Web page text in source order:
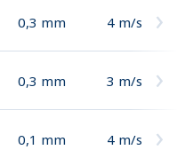
0,3 mm 4 m/s
0,3 mm 3 m/s
0,1 mm 4 m/s